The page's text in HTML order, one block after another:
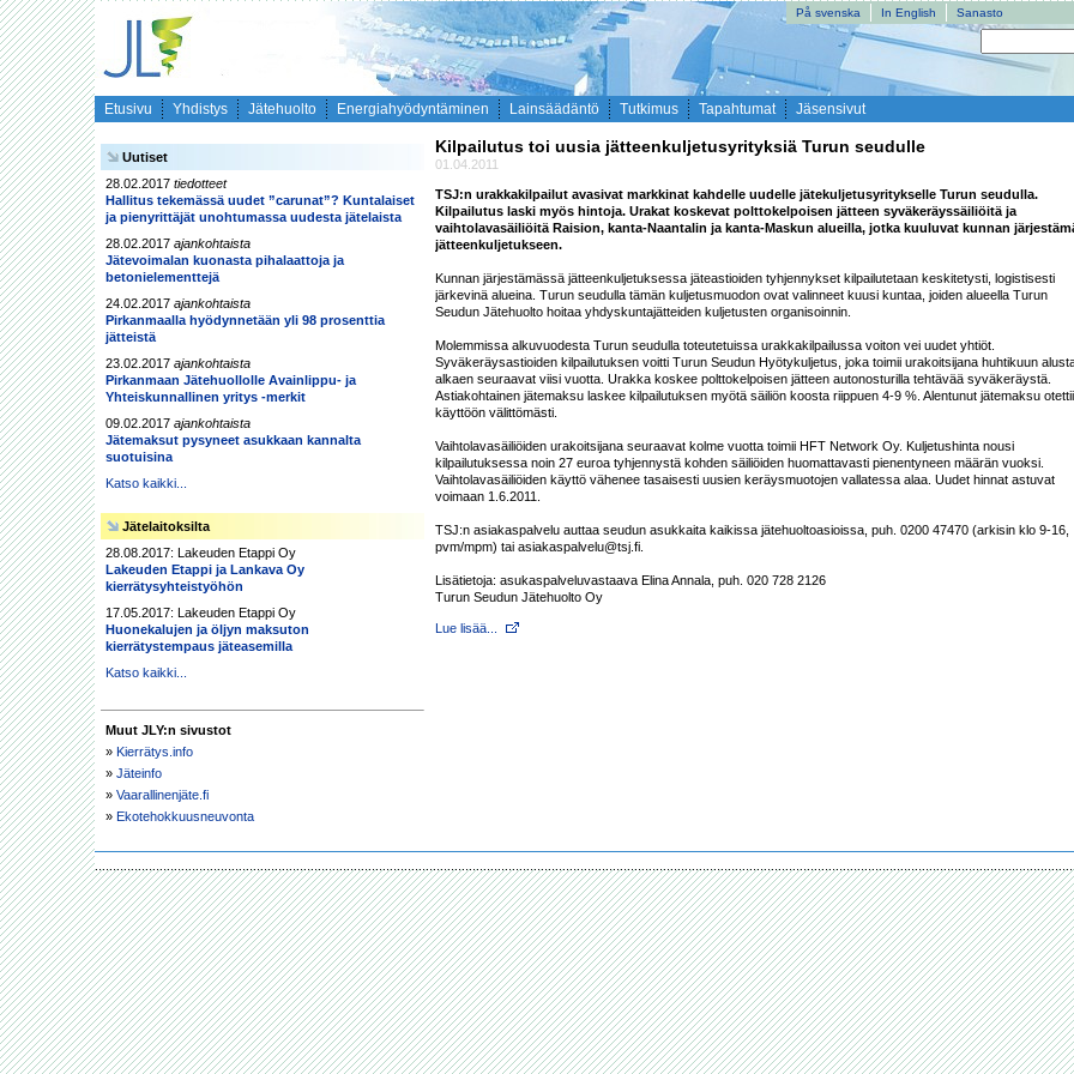
På svenska In English Sanasto
Etusivu Yhdistys Jätehuolto Energiahyödyntäminen Lainsäädäntö Tutkimus Tapahtumat Jäsensivut
Uutiset
28.02.2017 tiedotteet
Hallitus tekemässä uudet ”carunat”? Kuntalaiset
ja pienyrittäjät unohtumassa uudesta jätelaista
28.02.2017 ajankohtaista
Jätevoimalan kuonasta pihalaattoja ja
betonielementtejä
24.02.2017 ajankohtaista
Pirkanmaalla hyödynnetään yli 98 prosenttia
jätteistä
23.02.2017 ajankohtaista
Pirkanmaan Jätehuollolle Avainlippu- ja
Yhteiskunnallinen yritys -merkit
09.02.2017 ajankohtaista
Jätemaksut pysyneet asukkaan kannalta
suotuisina
Katso kaikki...
Jätelaitoksilta
28.08.2017: Lakeuden Etappi Oy
Lakeuden Etappi ja Lankava Oy
kierrätysyhteistyöhön
17.05.2017: Lakeuden Etappi Oy
Huonekalujen ja öljyn maksuton
kierrätystempaus jäteasemilla
Katso kaikki...
Muut JLY:n sivustot
» Kierrätys.info
» Jäteinfo
» Vaarallinenjäte.fi
» Ekotehokkuusneuvonta
Kilpailutus toi uusia jätteenkuljetusyrityksiä Turun seudulle
01.04.2011
TSJ:n urakkakilpailut avasivat markkinat kahdelle uudelle jätekuljetusyritykselle Turun seudulla.
Kilpailutus laski myös hintoja. Urakat koskevat polttokelpoisen jätteen syväkeräyssäiliöitä ja
vaihtolavasäiliöitä Raision, kanta-Naantalin ja kanta-Maskun alueilla, jotka kuuluvat kunnan
jätteenkuljetukseen.
Kunnan järjestämässä jätteenkuljetuksessa jäteastioiden tyhjennykset kilpailutetaan keskitetysti, logistisesti
järkevinä alueina. Turun seudulla tämän kuljetusmuodon ovat valinneet kuusi kuntaa, joiden alueella Turun
Seudun Jätehuolto hoitaa yhdyskuntajätteiden kuljetusten organisoinnin.
Molemmissa alkuvuodesta Turun seudulla toteutetuissa urakkakilpailussa voiton vei uudet yhtiöt.
Syväkeräysastioiden kilpailutuksen voitti Turun Seudun Hyötykuljetus, joka toimii urakoitsijana huhtikuun
alkaen seuraavat viisi vuotta. Urakka koskee polttokelpoisen jätteen autonosturilla tehtävää syväkeräystä.
Astiakohtainen jätemaksu laskee kilpailutuksen myötä säiliön koosta riippuen 4-9 %. Alentunut jätemaksu
käyttöön välittömästi.
Vaihtolavasäiliöiden urakoitsijana seuraavat kolme vuotta toimii HFT Network Oy. Kuljetushinta nousi
kilpailutuksessa noin 27 euroa tyhjennystä kohden säiliöiden huomattavasti pienentyneen määrän vuoksi.
Vaihtolavasäiliöiden käyttö vähenee tasaisesti uusien keräysmuotojen vallatessa alaa. Uudet hinnat astuvat
voimaan 1.6.2011.
TSJ:n asiakaspalvelu auttaa seudun asukkaita kaikissa jätehuoltoasioissa, puh. 0200 47470 (arkisin klo 9-16,
pvm/mpm) tai asiakaspalvelu@tsj.fi.
Lisätietoja: asukaspalveluvastaava Elina Annala, puh. 020 728 2126
Turun Seudun Jätehuolto Oy
Lue lisää...